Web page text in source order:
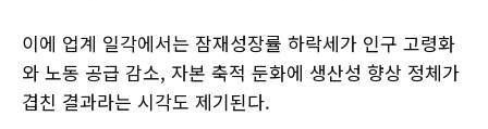
이에 업계 일각에서는 잠재성장률 하락세가 인구 고령화
와 노동 공급 감소, 자본 축적 둔화에 생산성 향상 정체가
겹친 결과라는 시각도 제기된다.